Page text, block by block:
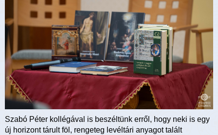
Szabó Péter kollégával is beszéltünk erről, hogy neki is egy
új horizont tárult föl, rengeteg levéltári anyagot talált